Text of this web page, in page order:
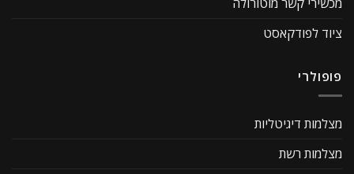
ציוד לפודקאסט
פופולרי
מצלמות דיגיטליות
מצלמות רשת